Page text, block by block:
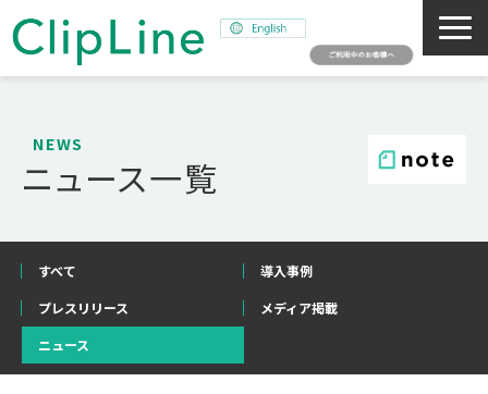
ミッション
SNAPSHOT
NEWS
ニュース一覧
すべて
導入事例
プレスリリース
メディア掲載
ニュース